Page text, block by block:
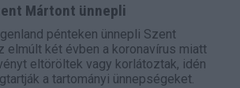
Mártont ünnepli
pénteken ünnepli Szent
elmúlt két évben a koronavírus miatt
eltöröltek vagy korlátoztak, idén
a tartományi ünnepségeket.